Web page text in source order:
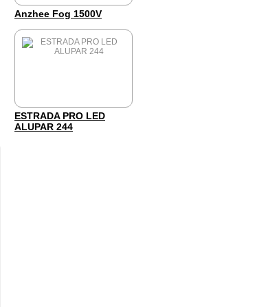
Anzhee Fog 1500V
ESTRADA PRO LED
ALUPAR 244